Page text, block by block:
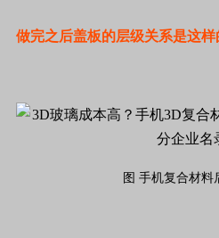
做完之后盖板的层级关系是这样
图 手机复合材料